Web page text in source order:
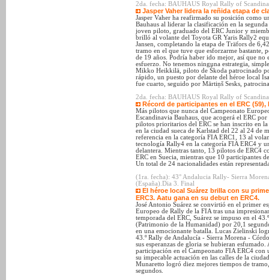
2da. fecha: BAUHAUS Royal Rally of
Jasper Vaher lidera la reñida etapa de
Jasper Vaher ha reafirmado su posición como
Bauhaus al liderar la clasificación en la
joven piloto, graduado del ERC Junior y
brilló al volante del Toyota GR Yaris Rally2
Jansen, completando la etapa de Träfors de
tramo en el que tuve que esforzarme bastante,
de 19 años. Podría haber ido mejor, así que
esfuerzo. No tenemos ninguna estrategia,
Mikko Heikkilä, piloto de Škoda patrocinado
rápido, un puesto por delante del héroe local
fue cuarto, seguido por Mārtiņš Sesks,
2da. fecha: BAUHAUS Royal Rally of
Récord de participantes en el ERC
Más pilotos que nunca del Campeonato
Escandinavia Bauhaus, que acogerá el ERC
pilotos prioritarios del ERC se han inscrito en
en la ciudad sueca de Karlstad del 22 al 24 de
referencia en la categoría FIA ERC1, 13 al
tecnología Rally4 en la categoría FIA ERC4 y
delantera. Mientras tanto, 13 pilotos de ERC4
ERC en Suecia, mientras que 10 participantes
Un total de 24 nacionalidades están
(1ra. fecha): 43° Andalucia Rally- Sierra
(España).Dia 3. Final
El héroe local Suárez brilla con su
ERC3. Aatu gana en su debut en ERC4.
José Antonio Suárez se convirtió en el primer
Europeo de Rally de la FIA tras una
temporada del ERC, Suárez se impuso en el
(Patrimonio de la Humanidad) por 20,1
en una emocionante batalla. Lucas Zielinski
43.º Rally de Andalucía - Sierra Morena -
sus esperanzas de gloria se hubieran
participación en el Campeonato FIA ERC4
su impecable actuación en las calles de la
Munaretto logró diez mejores tiempos de
segundos.